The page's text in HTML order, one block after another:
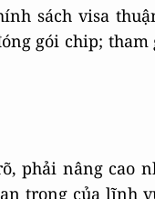
sách visa
gói chip; tham
phải nâng cao
trọng của lĩnh